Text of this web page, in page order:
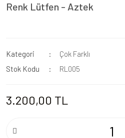
Renk Lütfen - Aztek
Kategori
Çok Farklı
Stok Kodu
RL005
3.200,00 TL